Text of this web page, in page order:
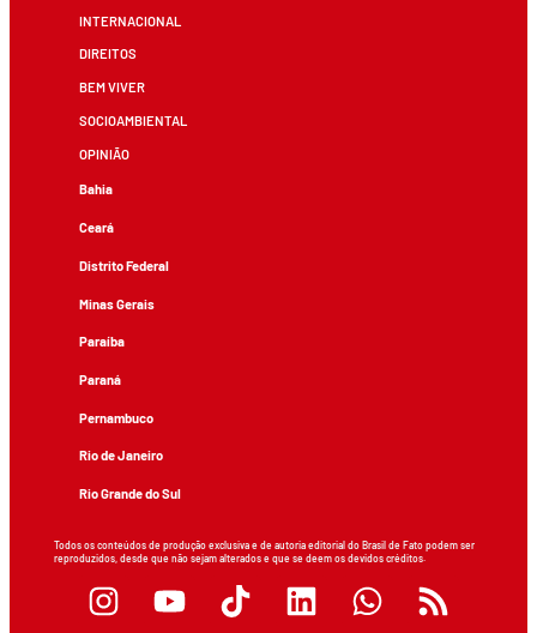
INTERNACIONAL
DIREITOS
BEM VIVER
SOCIOAMBIENTAL
OPINIÃO
Bahia
Ceará
Distrito Federal
Minas Gerais
Paraíba
Paraná
Pernambuco
Rio de Janeiro
Rio Grande do Sul
Todos os conteúdos de produção exclusiva e de autoria editorial do Brasil de Fato podem ser
reproduzidos, desde que não sejam alterados e que se deem os devidos créditos.